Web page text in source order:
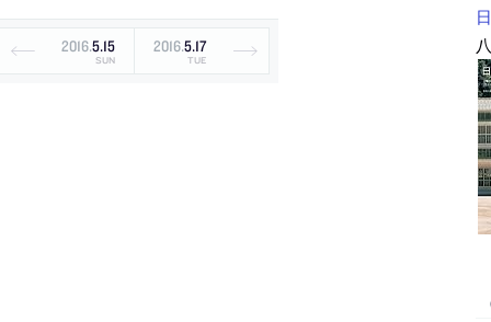
2016.5.15
SUN
2016.5.17
TUE